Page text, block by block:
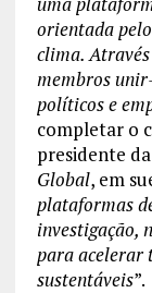
orientada
clima.
membros
políticos e
completar o
presidente
Global, em
plataformas
investigação,
para acelerar
sustentáveis”.